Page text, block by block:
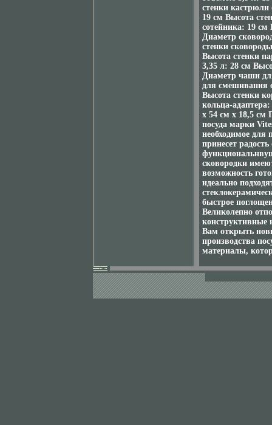
стенки
19 см Высота
сотейника: 19 см
Диаметр
стенки
Высота стенки
3,35 л: 28 см
Диаметр чаши
для смешивания
Высота стенки
кольца-
x 54 см x 18,5 см
посуда марки
необходимое для
принесет
сковородки
возможность
идеально
быстрое
Великолепно
конструктивные
Вам открыть
производства
материалы,